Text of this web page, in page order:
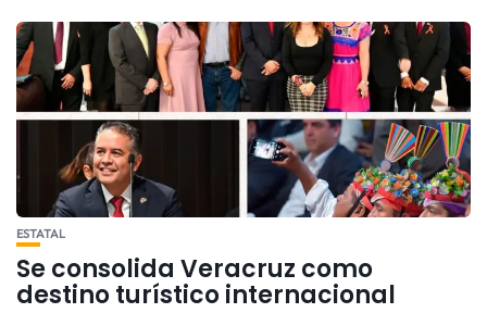
ESTATAL
Se consolida Veracruz como
destino turístico internacional